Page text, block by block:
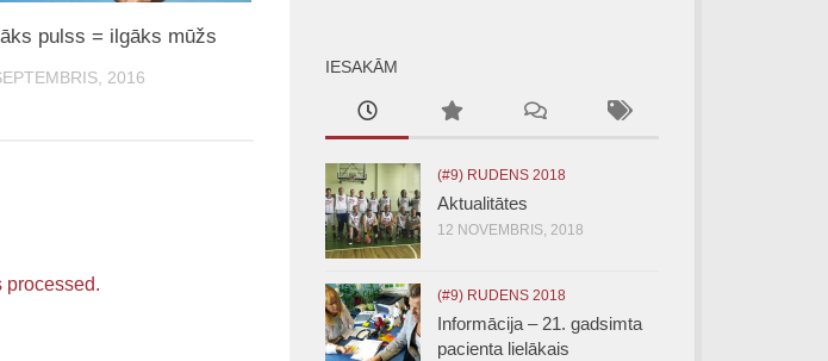
pulss = ilgāks mūžs
2016
processed.
IESAKĀM
(#9) RUDENS 2018
Aktualitātes
12 NOVEMBRIS, 2018
(#9) RUDENS 2018
Informācija – 21. gadsimta
pacienta lielākais